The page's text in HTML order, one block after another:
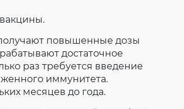
повышенные дозы
достаточное
раз требуется введение
иммунитета.
месяцев до года.